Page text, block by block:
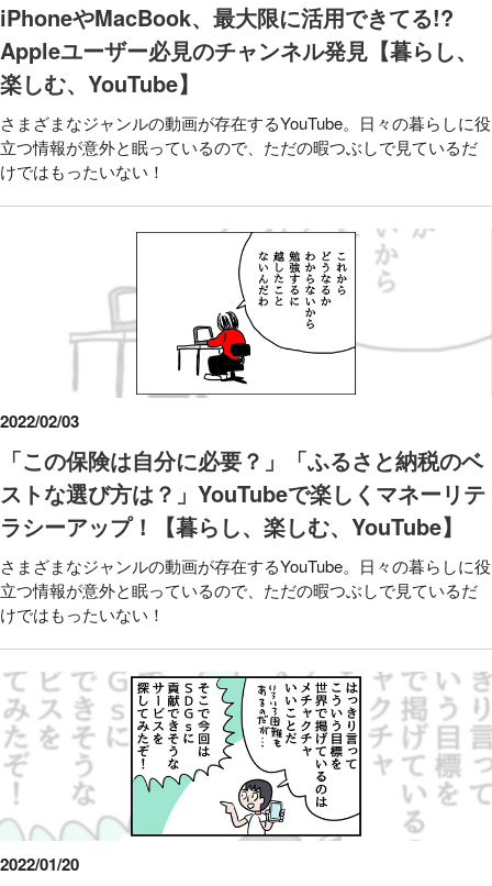
iPhoneやMacBook、最大限に活用できてる!?
Appleユーザー必見のチャンネル発見【暮らし、
楽しむ、YouTube】
さまざまなジャンルの動画が存在するYouTube。日々の暮らしに役
立つ情報が意外と眠っているので、ただの暇つぶしで見ているだ
けではもったいない！
「この保険は自分に必要？」「ふるさと納税のベ
ストな選び方は？」YouTubeで楽しくマネーリテ
ラシーアップ！【暮らし、楽しむ、YouTube】
2022/02/03
さまざまなジャンルの動画が存在するYouTube。日々の暮らしに役
立つ情報が意外と眠っているので、ただの暇つぶしで見ているだ
けではもったいない！
2022/01/20